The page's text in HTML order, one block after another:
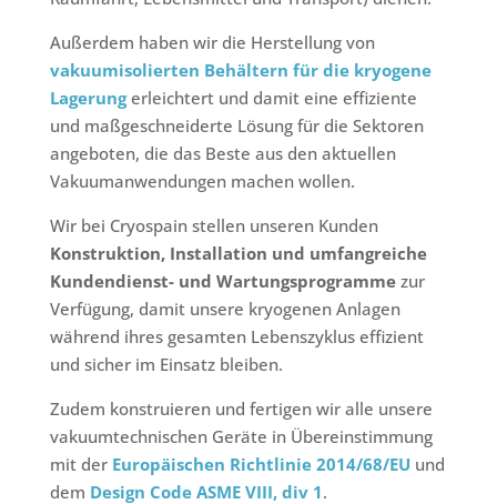
Außerdem haben wir die Herstellung von
vakuumisolierten Behältern für die kryogene
Lagerung erleichtert und damit eine effiziente
und maßgeschneiderte Lösung für die Sektoren
angeboten, die das Beste aus den aktuellen
Vakuumanwendungen machen wollen.
Wir bei Cryospain stellen unseren Kunden
Konstruktion, Installation und umfangreiche
Kundendienst- und Wartungsprogrammezur
Verfügung, damit unsere kryogenen Anlagen
während ihres gesamten Lebenszyklus effizient
und sicher im Einsatz bleiben.
Zudem konstruieren und fertigen wir alle unsere
vakuumtechnischen Geräte in Übereinstimmung
mit der Europäischen Richtlinie 2014/68/EU und
dem Design Code ASME VIII, div 1.